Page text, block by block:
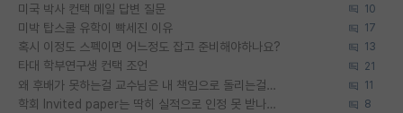
미국 박사 컨택 메일 답변 질문 10
미박 탑스쿨 유학이 빡세진 이유 17
혹시 이정도 스펙이면 어느정도 잡고 준비해야하나요? 13
타대 학부연구생 컨택 조언 21
왜 후배가 못하는걸 교수님은 내 책임으로 돌리는걸까요? 11
학회 Invited paper는 딱히 실적으로 인정 못 받나요? 8